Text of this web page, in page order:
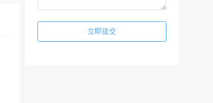
立即提交